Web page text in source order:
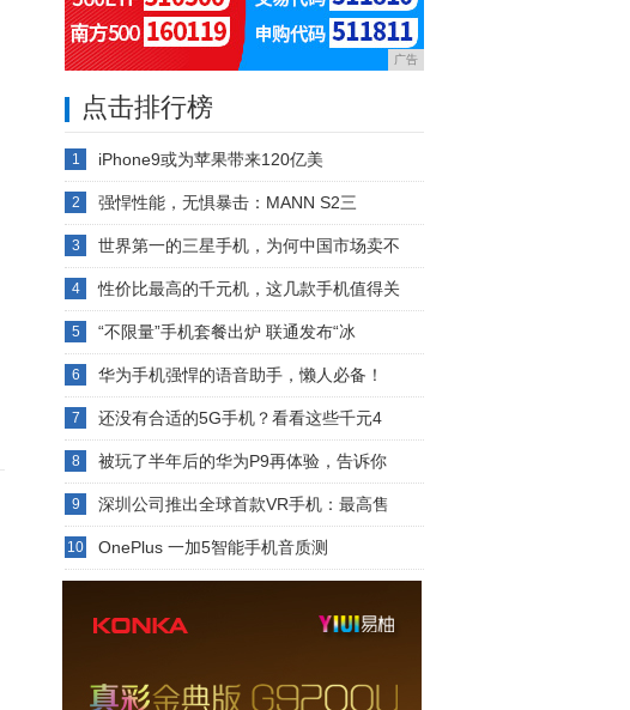
广告
点击排行榜
1 iPhone9或为苹果带来120亿美
2 强悍性能，无惧暴击：MANN S2三
3 世界第一的三星手机，为何中国市场卖不
4 性价比最高的千元机，这几款手机值得关
5 “不限量”手机套餐出炉 联通发布“冰
6 华为手机强悍的语音助手，懒人必备！
7 还没有合适的5G手机？看看这些千元4
8 被玩了半年后的华为P9再体验，告诉你
9 深圳公司推出全球首款VR手机：最高售
10 OnePlus 一加5智能手机音质测